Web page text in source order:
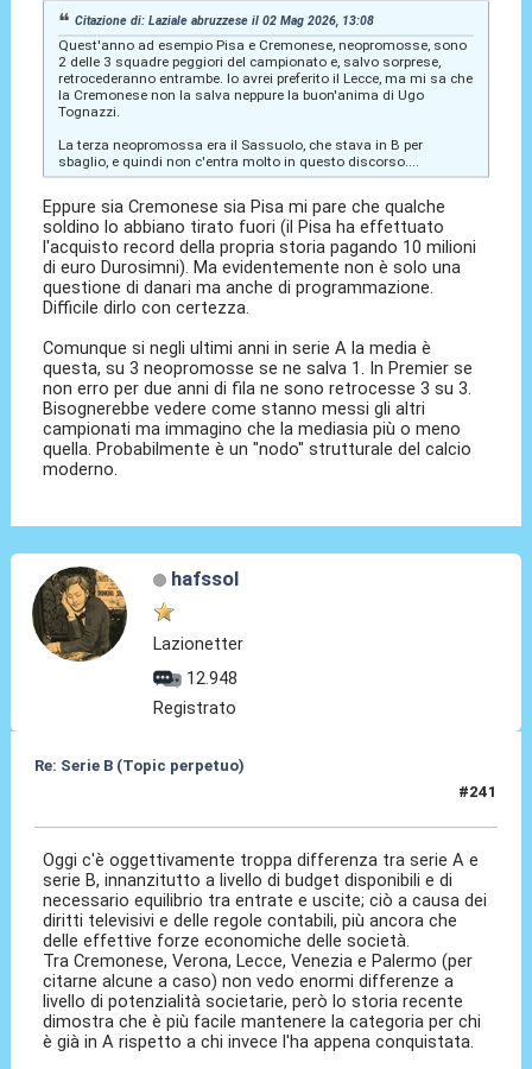
Citazione di: Laziale abruzzese il 02 Mag 2026, 13:08
Quest'anno ad esempio Pisa e Cremonese, neopromosse, sono
2 delle 3 squadre peggiori del campionato e, salvo sorprese,
retrocederanno entrambe. Io avrei preferito il Lecce, ma mi sa che
la Cremonese non la salva neppure la buon'anima di Ugo
Tognazzi.
La terza neopromossa era il Sassuolo, che stava in B per
sbaglio, e quindi non c'entra molto in questo discorso....
Eppure sia Cremonese sia Pisa mi pare che qualche
soldino lo abbiano tirato fuori (il Pisa ha effettuato
l'acquisto record della propria storia pagando 10 milioni
di euro Durosimni). Ma evidentemente non è solo una
questione di danari ma anche di programmazione.
Difficile dirlo con certezza.
Comunque si negli ultimi anni in serie A la media è
questa, su 3 neopromosse se ne salva 1. In Premier se
non erro per due anni di fila ne sono retrocesse 3 su 3.
Bisognerebbe vedere come stanno messi gli altri
campionati ma immagino che la mediasia più o meno
quella. Probabilmente è un "nodo" strutturale del calcio
moderno.
hafssol
Lazionetter
12.948
Registrato
Re: Serie B (Topic perpetuo)
#241
Oggi c'è oggettivamente troppa differenza tra serie A e
serie B, innanzitutto a livello di budget disponibili e di
necessario equilibrio tra entrate e uscite; ciò a causa dei
diritti televisivi e delle regole contabili, più ancora che
delle effettive forze economiche delle società.
Tra Cremonese, Verona, Lecce, Venezia e Palermo (per
citarne alcune a caso) non vedo enormi differenze a
livello di potenzialità societarie, però lo storia recente
dimostra che è più facile mantenere la categoria per chi
è già in A rispetto a chi invece l'ha appena conquistata.